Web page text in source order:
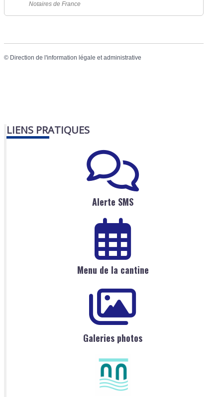
Notaires de France
© Direction de l'information légale et administrative
LIENS PRATIQUES
Alerte SMS
Menu de la cantine
Galeries photos